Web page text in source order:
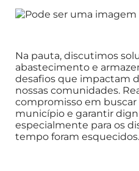
Na pauta, discutimos
abastecimento e
desafios que impactam
nossas comunidades.
compromisso em buscar
município e garantir
especialmente para os
tempo foram esquecidos.